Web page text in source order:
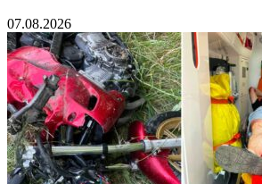
07.08.2026